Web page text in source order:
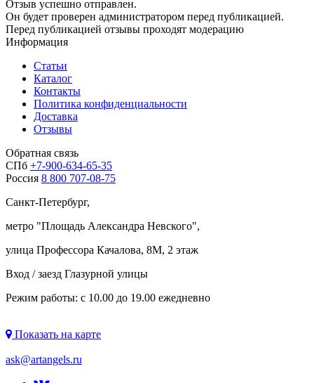
Отзыв успешно отправлен.
Он будет проверен администратором перед публикацией.
Перед публикацией отзывы проходят модерацию
Информация
Статьи
Каталог
Контакты
Политика конфиденциальности
Доставка
Отзывы
Обратная связь
СПб +7-900-634-65-35
Россия 8 800 707-08-75
Санкт-Петербург,
метро "Площадь Александра Невского",
улица Профессора Качалова, 8М, 2 этаж
Вход / заезд Глазурной улицы
Режим работы: с 10.00 до 19.00 ежедневно
Показать на карте
ask@artangels.ru